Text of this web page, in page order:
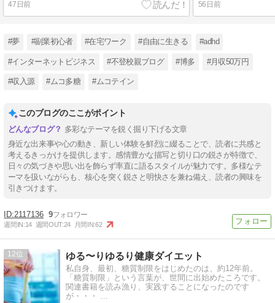
47日前 56日前
#夢 #副業初心者 #在宅ワーク #自由に生きる #adhd
#インターネットビジネス #不登校親ブログ #博多 #月収50万円
#収入源 #ムコ多糖 #ムコテイン
このブログのここがポイント
多彩なテーマを鋭く掘り下げる文章
身近な出来事や心の動き、新しい体験を鮮烈に綴ることで、読者に共感と
考えるきっかけを提供します。感情豊かな描写と切り口の鋭さが特徴で、
日々の気づきや思い出を飾らず率直に語るスタイルが魅力です。多様なテ
ーマを扱いながらも、核心を突く鋭さと明快さを兼ね備え、読者の興味を
引きつけます。
2117136 9
週間IN:14 週間OUT:24 月間IN:62
12 ゆる〜りゆるり健康ダイエット
私自身、最初、糖質制限をはじめたのは、約12年前。
「糖質制限」という言葉が、世間に出始めたころです。
関連書籍を読み漁り、実践することになったのです
が・・・ …